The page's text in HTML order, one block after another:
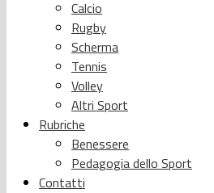
Calcio
Rugby
Scherma
Tennis
Volley
Altri Sport
Rubriche
Benessere
Pedagogia dello Sport
Contatti